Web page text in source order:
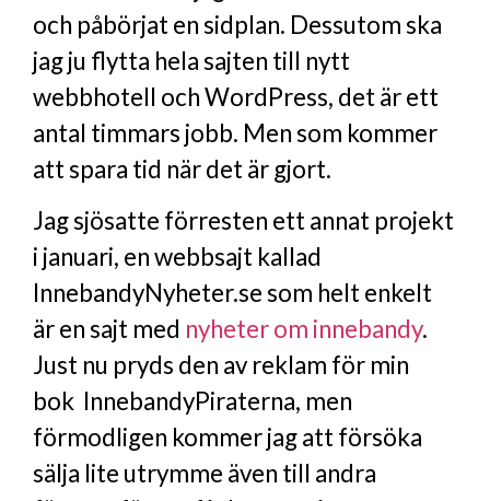
och påbörjat en sidplan. Dessutom ska
jag ju flytta hela sajten till nytt
webbhotell och WordPress, det är ett
antal timmars jobb. Men som kommer
att spara tid när det är gjort.
Jag sjösatte förresten ett annat projekt
i januari, en webbsajt kallad
InnebandyNyheter.se som helt enkelt
är en sajt med nyheter om innebandy.
Just nu pryds den av reklam för min
bok InnebandyPiraterna, men
förmodligen kommer jag att försöka
sälja lite utrymme även till andra